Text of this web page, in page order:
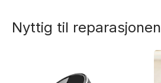
Nyttig til reparasjonen